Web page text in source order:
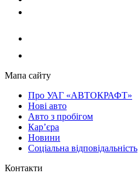
Мапа сайту
Про УАГ «АВТОКРАФТ»
Нові авто
Авто з пробігом
Кар’єра
Новини
Соціальна відповідальність
Контакти